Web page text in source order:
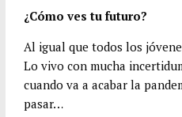
¿Cómo ves tu futuro?
Al igual que todos los
Lo vivo con mucha
cuando va a acabar la
pasar…